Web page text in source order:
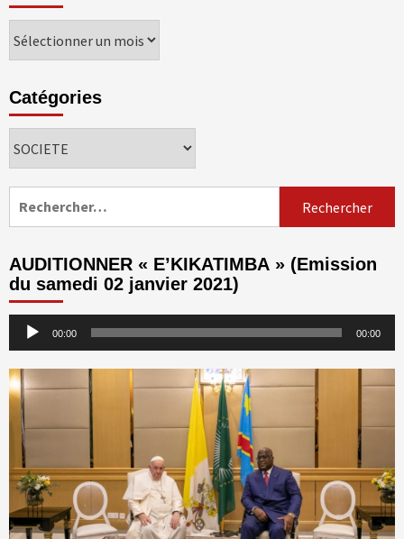
Archives
Catégories
AUDITIONNER « E’KIKATIMBA » (Emission
du samedi 02 janvier 2021)
Lecteur
audio
00:00 00:00